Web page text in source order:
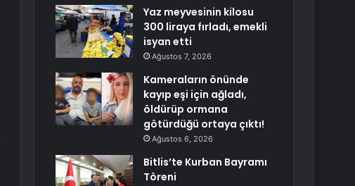
Yaz meyvesinin kilosu
300 liraya fırladı, emekli
isyan etti
Ağustos 7, 2026
Kameraların önünde
kayıp eşi için ağladı,
öldürüp ormana
götürdüğü ortaya çıktı!
Ağustos 6, 2026
Bitlis’te Kurban Bayramı
Töreni